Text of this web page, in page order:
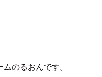
のるおんです。